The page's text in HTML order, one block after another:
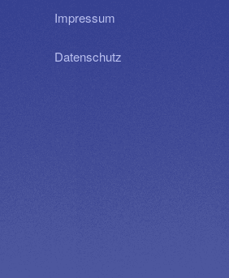
Impressum
Datenschutz